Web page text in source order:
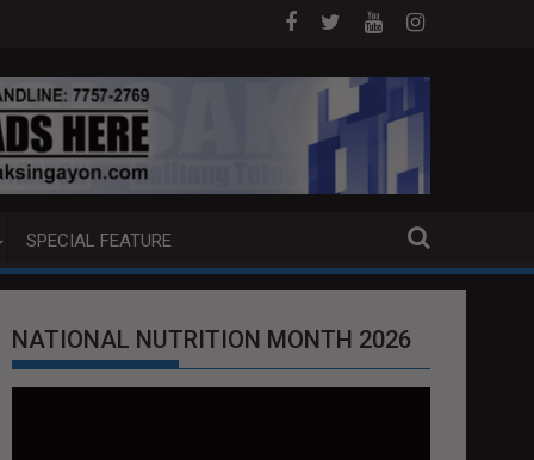
REQUEST NG U.S. LABAN KAY QUIBOLOY
MAHIGIT P21-M HALAGANG SMUGGLED
SPECIAL FEATURE
NATIONAL NUTRITION MONTH 2026